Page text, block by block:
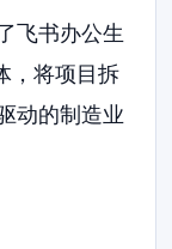
飞书办公生
，将项目拆
动的制造业